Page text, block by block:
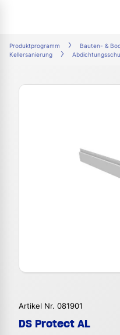
Produktprogramm Bauten- &
Kellersanierung
Artikel Nr. 081901
DS Protect AL